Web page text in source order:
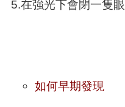
5.在強光下會閉一隻眼
如何早期發現